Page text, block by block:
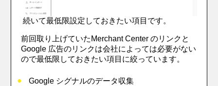
続いて最低限設定しておきたい項目です。
前回取り上げていたMerchant Center のリンクと
Google 広告のリンクは会社によっては必要がない
ので最低限しておきたい項目に絞っています。
Google シグナルのデータ収集